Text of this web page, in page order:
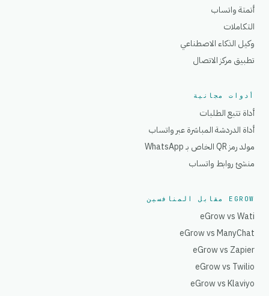
أتمتة واتساب
التكاملات
وكيل الذكاء الاصطناعي
تطبيق مركز الاتصال
أدوات مجانية
أداة تتبع الطلبات
أداة الدردشة المباشرة عبر واتساب
مولد رمز QR الخاص بـ WhatsApp
منشئ روابط واتساب
EGROW مقابل المنافسين
eGrow vs Wati
eGrow vs ManyChat
eGrow vs Zapier
eGrow vs Twilio
eGrow vs Klaviyo